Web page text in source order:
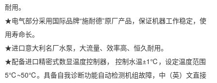
耐用。
★电气部分采用国际品牌“施耐德”原厂产品，保证机器工作稳定，使
用寿命长。
★进口意大利名厂水泵，大流量、效率高、恒久耐用。
★配备进口精密式数显温度控制器， 控制水温±1℃，设定温度范围
5℃~50℃。具备自我诊断功能自动检测机组故障，中（英）文直接